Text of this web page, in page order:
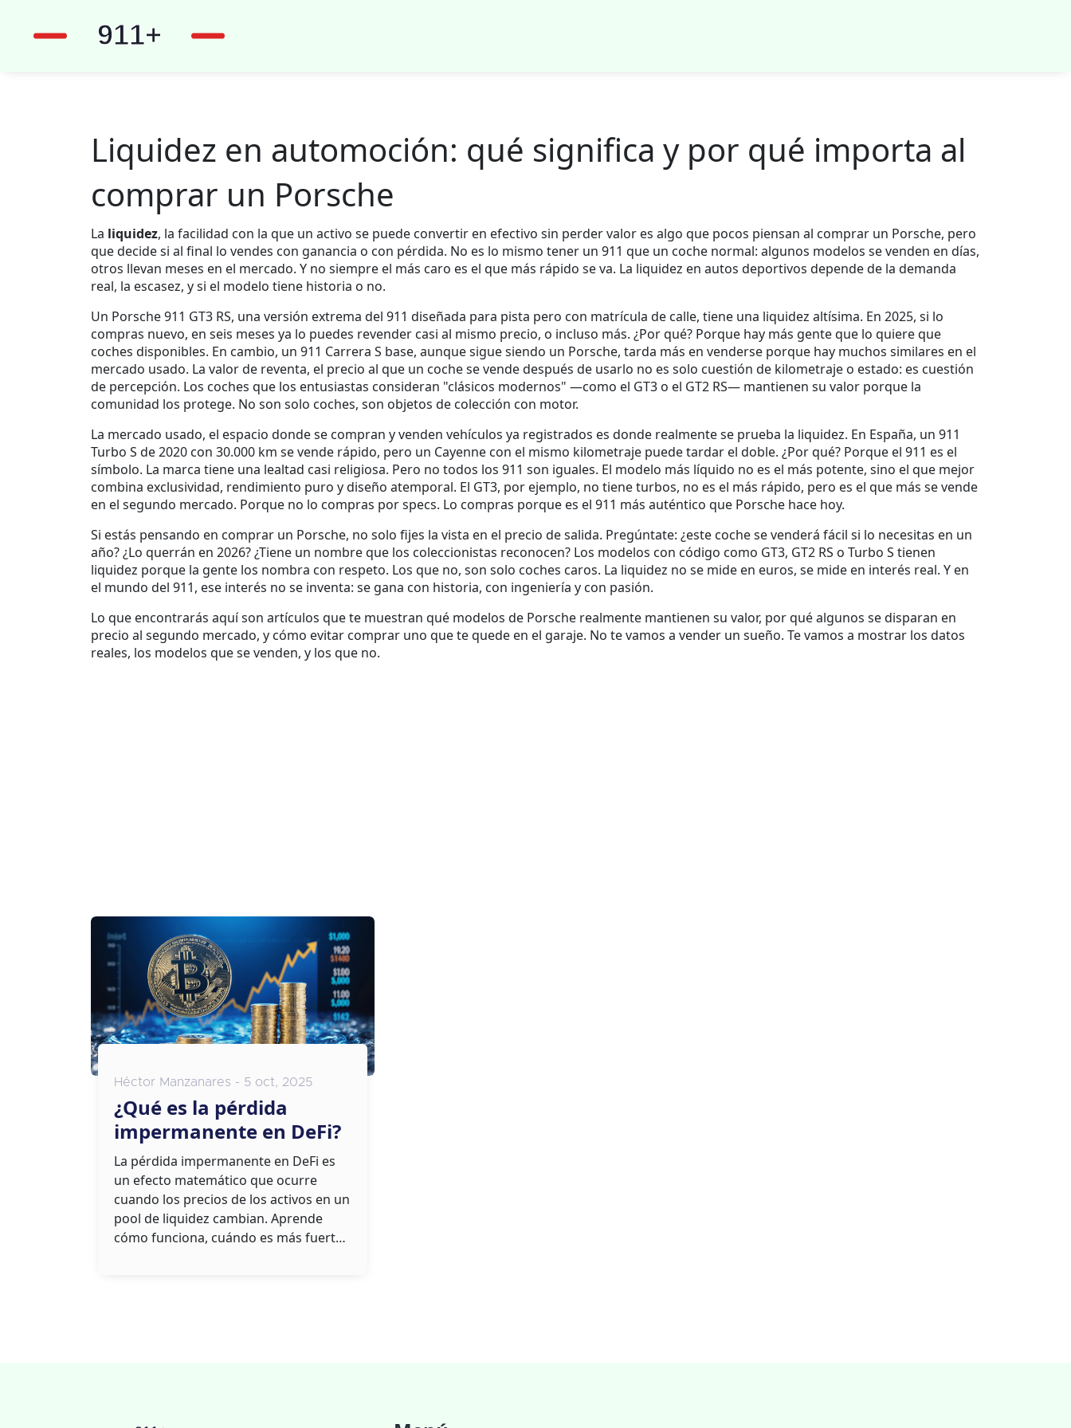
Liquidez en automoción: qué significa y por qué importa al
comprar un Porsche
La liquidez, la facilidad con la que un activo se puede convertir en efectivo sin perder valor es algo que pocos piensan al comprar un Porsche, pero
que decide si al final lo vendes con ganancia o con pérdida. No es lo mismo tener un 911 que un coche normal: algunos modelos se venden en días,
otros llevan meses en el mercado. Y no siempre el más caro es el que más rápido se va. La liquidez en autos deportivos depende de la demanda
real, la escasez, y si el modelo tiene historia o no.
Un Porsche 911 GT3 RS, una versión extrema del 911 diseñada para pista pero con matrícula de calle, tiene una liquidez altísima. En 2025, si lo
compras nuevo, en seis meses ya lo puedes revender casi al mismo precio, o incluso más. ¿Por qué? Porque hay más gente que lo quiere que
coches disponibles. En cambio, un 911 Carrera S base, aunque sigue siendo un Porsche, tarda más en venderse porque hay muchos similares en el
mercado usado. La valor de reventa, el precio al que un coche se vende después de usarlo no es solo cuestión de kilometraje o estado: es cuestión
de percepción. Los coches que los entusiastas consideran "clásicos modernos" —como el GT3 o el GT2 RS— mantienen su valor porque la
comunidad los protege. No son solo coches, son objetos de colección con motor.
La mercado usado, el espacio donde se compran y venden vehículos ya registrados es donde realmente se prueba la liquidez. En España, un 911
Turbo S de 2020 con 30.000 km se vende rápido, pero un Cayenne con el mismo kilometraje puede tardar el doble. ¿Por qué? Porque el 911 es el
símbolo. La marca tiene una lealtad casi religiosa. Pero no todos los 911 son iguales. El modelo más líquido no es el más potente, sino el que mejor
combina exclusividad, rendimiento puro y diseño atemporal. El GT3, por ejemplo, no tiene turbos, no es el más rápido, pero es el que más se vende
en el segundo mercado. Porque no lo compras por specs. Lo compras porque es el 911 más auténtico que Porsche hace hoy.
Si estás pensando en comprar un Porsche, no solo fijes la vista en el precio de salida. Pregúntate: ¿este coche se venderá fácil si lo necesitas en un
año? ¿Lo querrán en 2026? ¿Tiene un nombre que los coleccionistas reconocen? Los modelos con código como GT3, GT2 RS o Turbo S tienen
liquidez porque la gente los nombra con respeto. Los que no, son solo coches caros. La liquidez no se mide en euros, se mide en interés real. Y en
el mundo del 911, ese interés no se inventa: se gana con historia, con ingeniería y con pasión.
Lo que encontrarás aquí son artículos que te muestran qué modelos de Porsche realmente mantienen su valor, por qué algunos se disparan en
precio al segundo mercado, y cómo evitar comprar uno que te quede en el garaje. No te vamos a vender un sueño. Te vamos a mostrar los datos
reales, los modelos que se venden, y los que no.
Héctor Manzanares - 5 oct, 2025
¿Qué es la pérdida
impermanente en DeFi?
La pérdida impermanente en DeFi es
un efecto matemático que ocurre
cuando los precios de los activos en un
pool de liquidez cambian. Aprende
cómo funciona, cuándo es más fuerte